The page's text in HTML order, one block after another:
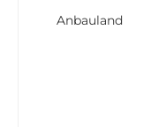
Anbauland